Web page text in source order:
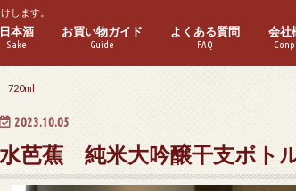
します。
日本酒
Sake
お買い物ガイド
Guide
よくある質問
FAQ
会社
720ml
2023.10.05
水芭蕉 純米大吟醸干支ボ